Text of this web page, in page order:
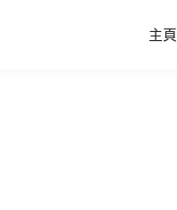
主頁